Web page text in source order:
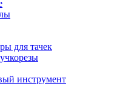
для тачек
инструмент